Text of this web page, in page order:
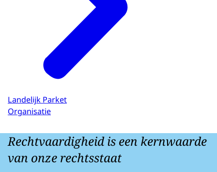
Landelijk Parket
Organisatie
Rechtvaardigheid is een kernwaarde
van onze rechtsstaat